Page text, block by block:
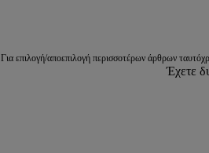
Για επιλογή/αποεπιλογή περισσοτέρων άρθρων
Έχετε